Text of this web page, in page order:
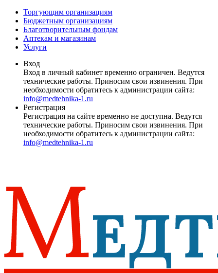
Торгующим организациям
Бюджетным организациям
Благотворительным фондам
Аптекам и магазинам
Услуги
Вход
Вход в личный кабинет временно ограничен. Ведутся
технические работы. Приносим свои извинения. При
необходимости обратитесь к администрации сайта:
info@medtehnika-1.ru
Регистрация
Регистрация на сайте временно не доступна. Ведутся
технические работы. Приносим свои извинения. При
необходимости обратитесь к администрации сайта:
info@medtehnika-1.ru